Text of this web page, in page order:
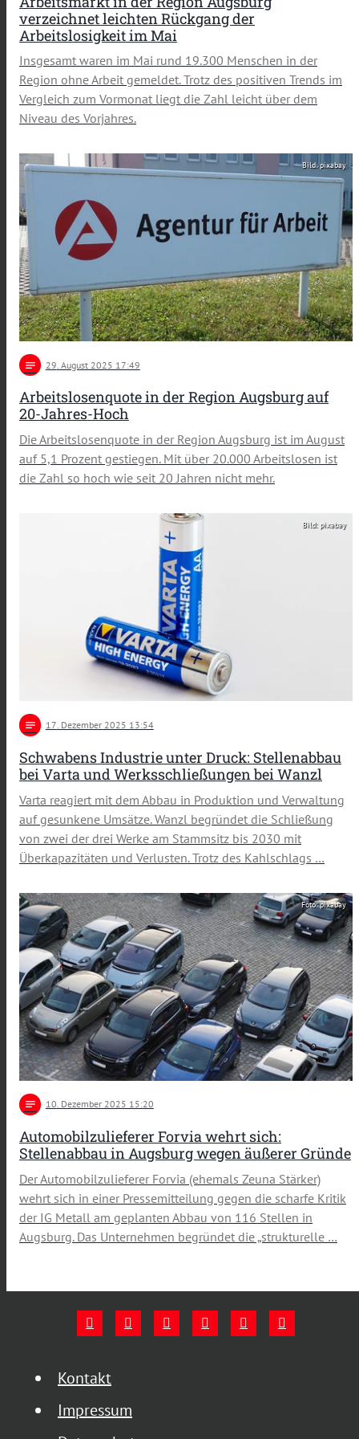
verzeichnet leichten Rückgang der
Arbeitslosigkeit im Mai
Insgesamt waren im Mai rund 19.300 Menschen in der
Region ohne Arbeit gemeldet. Trotz des positiven Trends im
Vergleich zum Vormonat liegt die Zahl leicht über dem
Niveau des Vorjahres.
Bild: pixabay
notes 29 . August 2025 17:49
Arbeitslosenquote in der Region Augsburg auf
20-Jahres-Hoch
Die Arbeitslosenquote in der Region Augsburg ist im August
auf 5,1 Prozent gestiegen. Mit über 20.000 Arbeitslosen ist
die Zahl so hoch wie seit 20 Jahren nicht mehr.
Bild: pixabay
notes 17. Dezember 2025 13:54
Schwabens Industrie unter Druck: Stellenabbau
bei Varta und Werksschließungen bei Wanzl
Varta reagiert mit dem Abbau in Produktion und Verwaltung
auf gesunkene Umsätze. Wanzl begründet die Schließung
von zwei der drei Werke am Stammsitz bis 2030 mit
Überkapazitäten und Verlusten. Trotz des Kahlschlags …
Foto: pixabay
notes 10. Dezember 2025 15:20
Automobilzulieferer Forvia wehrt sich:
Stellenabbau in Augsburg wegen äußerer Gründe
Der Automobilzulieferer Forvia (ehemals Zeuna Stärker)
wehrt sich in einer Pressemitteilung gegen die scharfe Kritik
der IG Metall am geplanten Abbau von 116 Stellen in
Augsburg. Das Unternehmen begründet die „strukturelle …
Kontakt
Impressum